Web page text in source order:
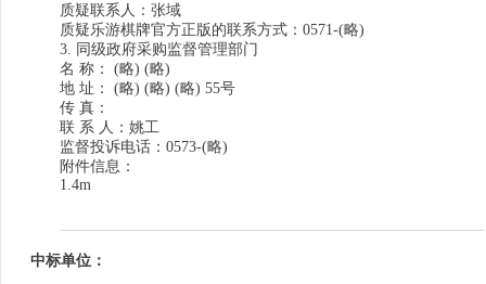
质疑联系人：张域
质疑乐游棋牌官方正版的联系方式：0571-(略)
3. 同级政府采购监督管理部门
名 称： (略) (略)
地 址： (略) (略) (略) 55号
传 真：
联 系 人：姚工
监督投诉电话：0573-(略)
附件信息：
1.4m
中标单位：